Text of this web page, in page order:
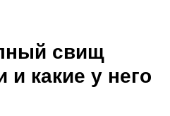
свищ
и какие у него